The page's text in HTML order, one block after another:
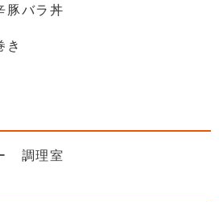
豚バラ丼
き
調理室